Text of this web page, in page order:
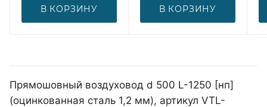
В КОРЗИНУ В КОРЗИНУ
Прямошовный воздуховод d 500 L-1250 [нп]
(оцинкованная сталь 1,2 мм), артикул VTL-